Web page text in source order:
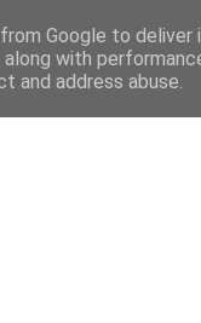
Menciones
Google to
along with
and address abuse.